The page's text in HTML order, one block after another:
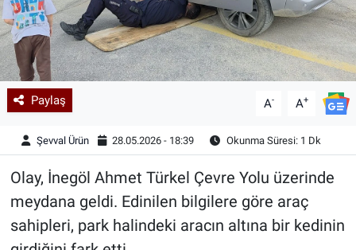
Paylaş A- A+
Şevval Ürün 28.05.2026 - 18:39 Okunma Süresi: 1 Dk
Olay, İnegöl Ahmet Türkel Çevre Yolu üzerinde
meydana geldi. Edinilen bilgilere göre araç
sahipleri, park halindeki aracın altına bir kedinin
Teknoloji
Yazarlar
Astroloji-Rüya